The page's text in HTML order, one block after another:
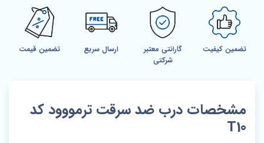
تضمین کیفیت
گارانتی معتبر
شرکتی
ارسال سریع تضمین قیمت
مشخصات درب ضد سرقت ترمووود کد
T10